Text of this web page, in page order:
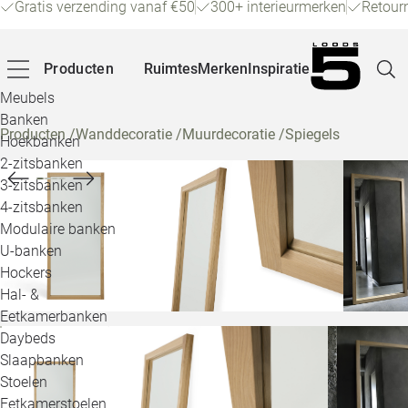
Gratis verzending vanaf €50 300+ interieurmerken
Producten
Meubels
Banken
Hoekbanken
2-zitsbanken
3-zitsbanken
4-zitsbanken
Modulaire banken
U-banken
Hockers
Hal- &
Eetkamerbanken
Daybeds
Slaapbanken
Stoelen
Eetkamerstoelen
RuimtesMerkenInspiratie
Producten/Wanddecoratie /Muurdecoratie /Spiegels